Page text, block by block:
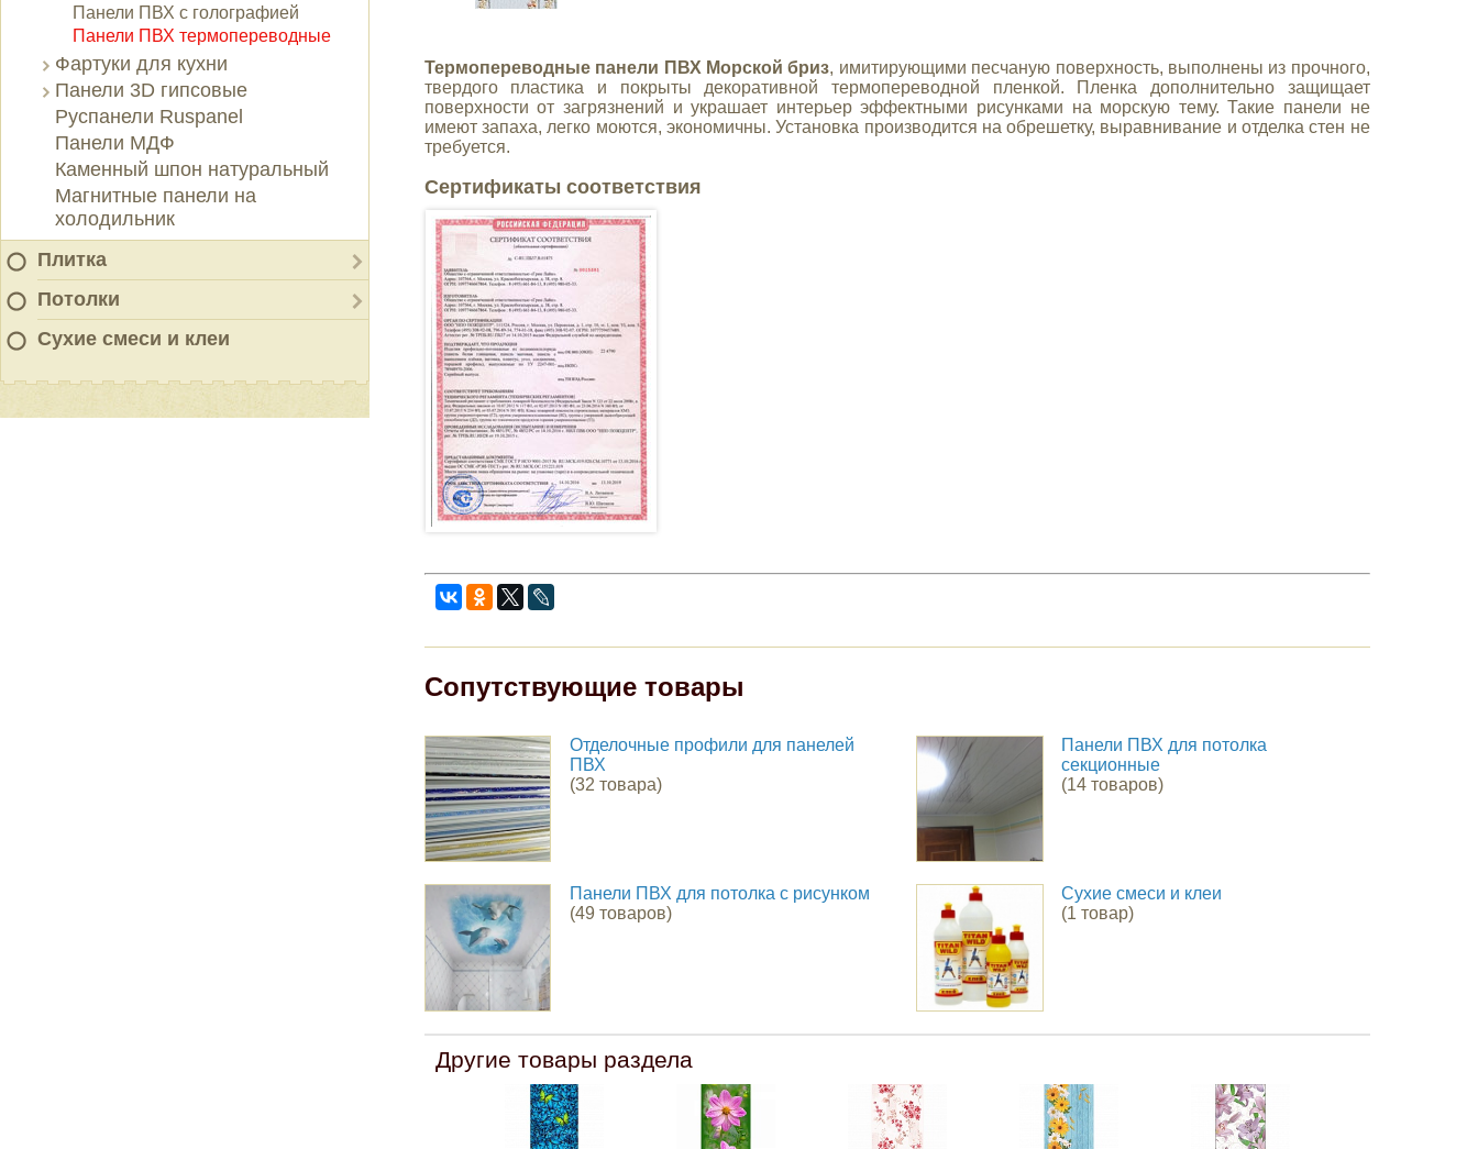
Панели ПВХ с голографией
Панели ПВХ термопереводные
Фартуки для кухни
Панели 3D гипсовые
Руспанели Ruspanel
Панели МДФ
Каменный шпон натуральный
Магнитные панели на
холодильник
Плитка
Потолки
Сухие смеси и клеи
Термопереводные панели ПВХ Морской бриз, имитирующими песчаную поверхность, выполнены из прочного,
твердого пластика и покрыты декоративной термопереводной пленкой. Пленка дополнительно защищает
поверхности от загрязнений и украшает интерьер эффектными рисунками на морскую тему. Такие панели не
имеют запаха, легко моются, экономичны. Установка производится на обрешетку, выравнивание и отделка стен не
требуется.
Сертификаты соответствия
Сопутствующие товары
Отделочные профили для панелей
ПВХ
(32 товара)
Панели ПВХ для потолка
секционные
(14 товаров)
Панели ПВХ для потолка с рисунком
(49 товаров)
Сухие смеси и клеи
(1 товар)
Другие товары раздела